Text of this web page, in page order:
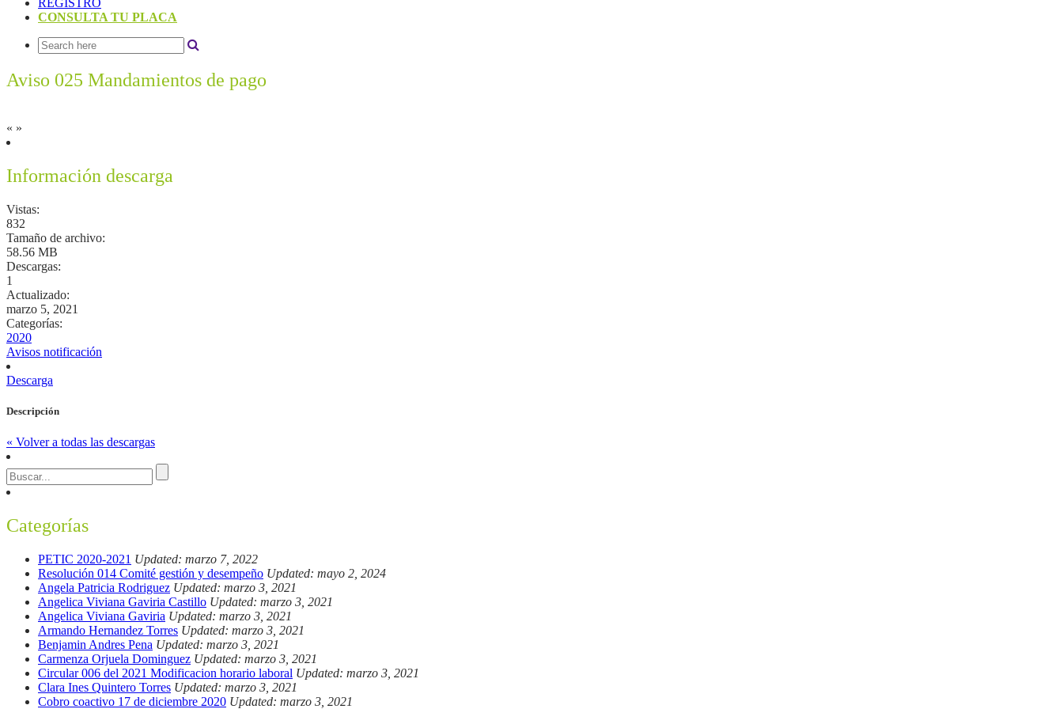
REGISTRO
CONSULTA TU PLACA
Aviso 025 Mandamientos de pago
« »
Información descarga
Vistas:
832
Tamaño de archivo:
58.56 MB
Descargas:
1
Actualizado:
marzo 5, 2021
Categorías:
2020
Avisos notificación
Descarga
Descripción
« Volver a todas las descargas
Categorías
PETIC 2020-2021 Updated: marzo 7, 2022
Resolución 014 Comité gestión y desempeño Updated: mayo 2, 2024
Angela Patricia Rodriguez Updated: marzo 3, 2021
Angelica Viviana Gaviria Castillo Updated: marzo 3, 2021
Angelica Viviana Gaviria Updated: marzo 3, 2021
Armando Hernandez Torres Updated: marzo 3, 2021
Benjamin Andres Pena Updated: marzo 3, 2021
Carmenza Orjuela Dominguez Updated: marzo 3, 2021
Circular 006 del 2021 Modificacion horario laboral Updated: marzo 3, 2021
Clara Ines Quintero Torres Updated: marzo 3, 2021
Cobro coactivo 17 de diciembre 2020 Updated: marzo 3, 2021